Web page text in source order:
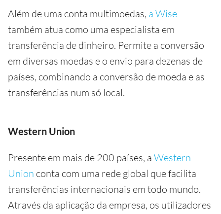
Além de uma conta multimoedas, a Wise
também atua como uma especialista em
transferência de dinheiro. Permite a conversão
em diversas moedas e o envio para dezenas de
países, combinando a conversão de moeda e as
transferências num só local.
Western Union
Presente em mais de 200 países, a Western
Union conta com uma rede global que facilita
transferências internacionais em todo mundo.
Através da aplicação da empresa, os utilizadores